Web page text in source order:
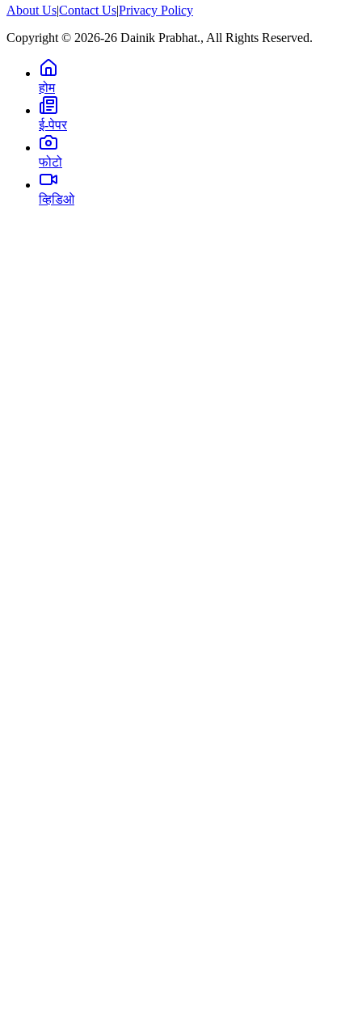
About Us|Contact Us|Privacy Policy
Copyright © 2026-26 Dainik Prabhat., All Rights Reserved.
होम
ई-पेपर
फोटो
व्हिडिओ